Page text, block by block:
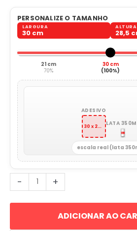
PERSONALIZE O TAMANHO
LARGURA
30 cm
ALTURA
28,5
21 cm
70%
30 cm
(100%)
ADESIVO
30 x 28,5 cm LATA
escala real (lata
-
Kanji
Japonês
+
ADICIONAR AO